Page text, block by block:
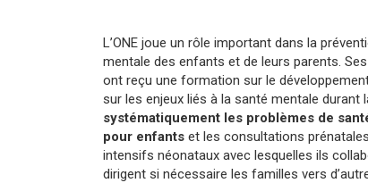
L’ONE joue un rôle important dans la
mentale des enfants et de leurs parents.
ont reçu une formation sur le
sur les enjeux liés à la santé mentale durant
systématiquement les problèmes de
pour enfants et les consultations
intensifs néonataux avec lesquelles ils
dirigent si nécessaire les familles vers